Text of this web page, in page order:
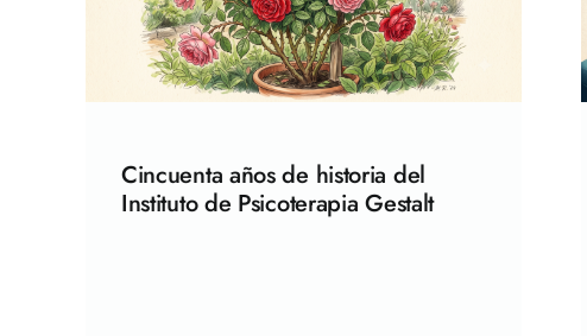
Cincuenta años de historia del
Instituto de Psicoterapia Gestalt